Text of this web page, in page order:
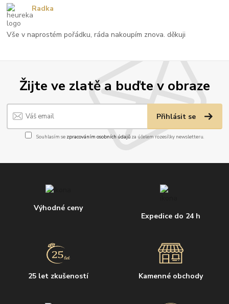
Žijte ve zlatě a buďte v obraze
Přihlásit se
Souhlasím se zpracováním osobních údajůza účelem rozesílky newsletteru.
Výhodné ceny
Expedice do 24 h
25 let zkušeností Kamenné obchody
Vše v naprostém pořádku, ráda nakoupím znova. děkuji
Radka